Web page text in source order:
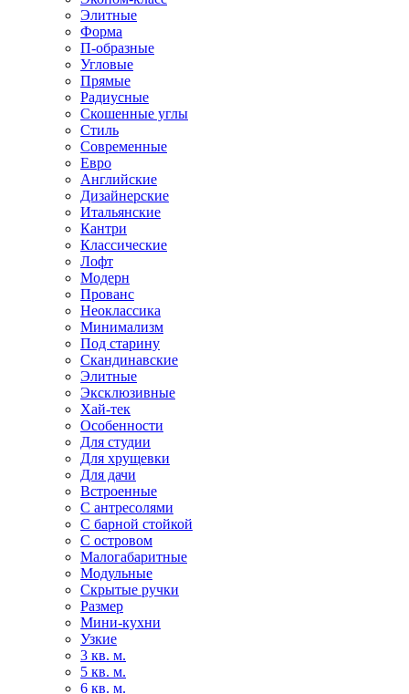
Элитные
Форма
П-образные
Угловые
Прямые
Радиусные
Скошенные углы
Стиль
Современные
Евро
Английские
Дизайнерские
Итальянские
Кантри
Классические
Лофт
Модерн
Прованс
Неоклассика
Минимализм
Под старину
Скандинавские
Элитные
Эксклюзивные
Хай-тек
Особенности
Для студии
Для хрущевки
Для дачи
Встроенные
С антресолями
С барной стойкой
С островом
Малогабаритные
Модульные
Скрытые ручки
Размер
Мини-кухни
Узкие
3 кв. м.
5 кв. м.
6 кв. м.